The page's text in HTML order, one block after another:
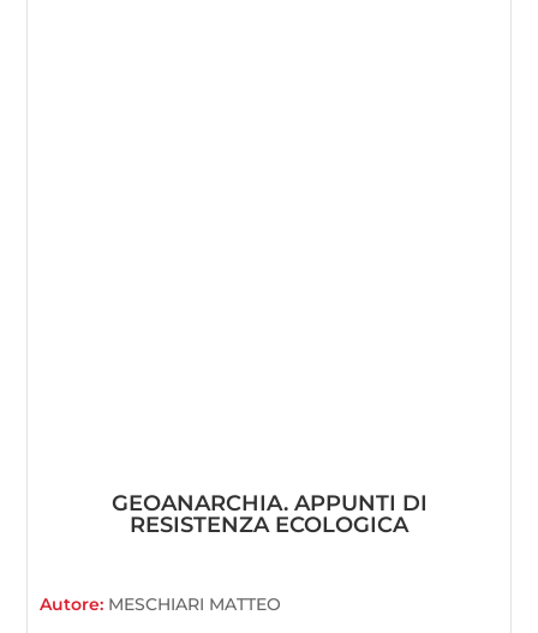
GEOANARCHIA. APPUNTI DI
RESISTENZA ECOLOGICA
Autore: MESCHIARI MATTEO